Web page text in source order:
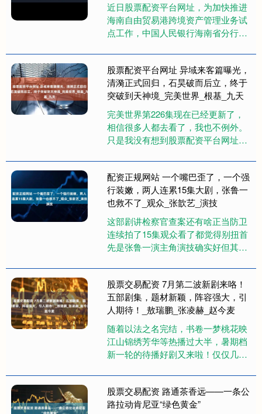
近日股票配资平台网址，为加快推进
海南自由贸易港跨境资产管理业务试
点工作，中国人民银行海南省分行等
境资产管理试点业务实施细则》
（下....
股票配资平台网址 异域来客篇曝光，
清漪正式回归，石昊破而后立，终于
突破到天神境_完美世界_根基_九天
完美世界第226集现在已经更新了，
相信很多人都去看了，我也不例外。
只是我没有想到股票配资平台网址，
大家一个惊喜。这个惊喜是什么呢....
配资正规网站 一个嘴巴歪了，一个强
行装嫩，两人连累15集大剧，张鲁一
也救不了_观众_张歆艺_演技
这部剧讲检察官查案还有啥正当防卫
连续拍了15集观众看了都觉得别扭首
先是张鲁一演主角演技确实好但其他
演技再好也撑不起剧本配资正规网....
股票交易配资 7月第二波新剧来咯！
五部剧集，题材新颖，阵容强大，引
人期待！_敖瑞鹏_张凌赫_赵今麦
随着以法之名完结，书卷一梦桃花映
江山锦绣芳华等热播过大半，暑期档
新一轮的待播好剧又来啦！仅仅几
票交易配资，你准备好追剧了吗？
正....
股票交易配资 路通茶香远——一条公
路拉动肯尼亚“绿色黄金”